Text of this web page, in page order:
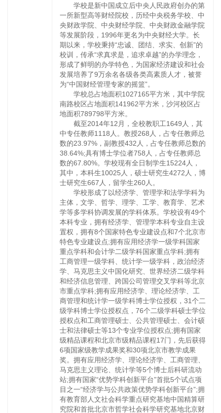
学校是新中国成立后中央人民政府创办的第
一所新型高等财经院校，历经中央税务学校、中
央财政学院、中央财经学院、中央财政金融学院
等发展阶段，1996年更名为中央财经大学。长
期以来，学校秉持“忠诚、团结、求实、创新”的
校训，传承“求真求是，追求卓越”的办学理念，
形成了鲜明的办学特色，为国家经济建设和社会
发展培养了9万余名各级各类高素质人才，被誉
为“中国财经管理专家的摇篮”。
学校总占地面积1027165平方米，其中学院
南路校区占地面积141962平方米，沙河校区占
地面积789798平方米。
截至2014年12月，全校教职工1649人，其
中专任教师1118人。教授268人，占专任教师总
数的23.97%，副教授432人，占专任教师总数的
38.64%;具有博士学位者758人，占专任教师总
数的67.80%。学校现有全日制学生15224人，
其中，本科生10025人，硕士研究生4272人，博
士研究生667人，留学生260人。
学校形成了以经济学、管理学和法学学科为
主体，文学、哲学、理学、工学、教育学、艺术
学等多学科协调发展的学科体系。学校设有49个
本科专业，拥有经济学、管理学本科专业自主设
置权，拥有8个国家特色专业建设点和7个北京市
特色专业建设点;拥有应用经济学一级学科国家
重点学科和会计学二级学科国家重点学科;拥有
工商管理一级学科、统计学一级学科，政治经济
学、马克思主义中国化研究、世界经济二级学科
和经济信息管理、跨国公司管理交叉学科等北京
市重点学科;拥有应用经济学、理论经济学、工
商管理和统计学一级学科博士学位授权，31个二
级学科博士学位授权点，76个二级学科硕士学位
授权点和工商管理硕士、公共管理硕士、会计硕
士和法律硕士等13个专业学位授权点;拥有国家
级精品课程和北京市级精品课程17门，先后获得
6项国家级教学成果奖和30项北京市教学成果
奖。拥有应用经济学、理论经济学、工商管理、
马克思主义理论、统计学等5个博士后科研流动
站;拥有国家“优势学科创新平台”首批5个试点项
目之一“经济学与公共政策优势学科创新平台”;拥
有教育部人文社会科学重点研究基地中国精算研
究院和首批北京市哲学社会科学研究基地北京财